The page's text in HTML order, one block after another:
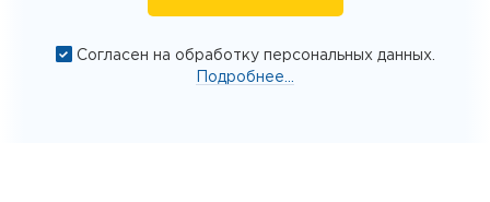
Согласен на обработку персональных данных.
Подробнее...